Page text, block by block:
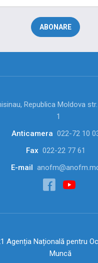
Republica Moldova
1
Anticamera 022-72 10
Fax 022-22 77 61
E-mail
Agenția Națională pentru
Muncă